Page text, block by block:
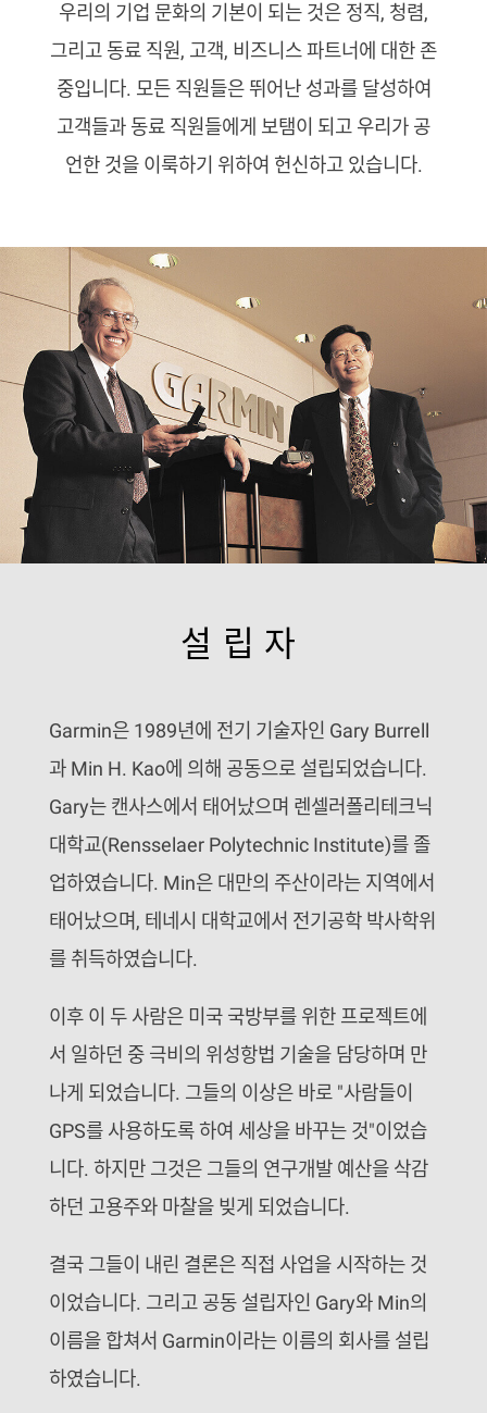
우리의 기업 문화의 기본이 되는 것은 정직, 청렴,
그리고 동료 직원, 고객, 비즈니스 파트너에 대한 존
중입니다. 모든 직원들은 뛰어난 성과를 달성하여
고객들과 동료 직원들에게 보탬이 되고 우리가 공
언한 것을 이룩하기 위하여 헌신하고 있습니다.
설립자
Garmin은 1989년에 전기 기술자인 Gary Burrell
과 Min H. Kao에 의해 공동으로 설립되었습니다.
Gary는 캔사스에서 태어났으며 렌셀러폴리테크닉
대학교(Rensselaer Polytechnic Institute)를 졸
업하였습니다. Min은 대만의 주산이라는 지역에서
태어났으며, 테네시 대학교에서 전기공학 박사학위
를 취득하였습니다.
이후 이 두 사람은 미국 국방부를 위한 프로젝트에
서 일하던 중 극비의 위성항법 기술을 담당하며 만
나게 되었습니다. 그들의 이상은 바로 "사람들이
GPS를 사용하도록 하여 세상을 바꾸는 것"이었습
니다. 하지만 그것은 그들의 연구개발 예산을 삭감
하던 고용주와 마찰을 빚게 되었습니다.
결국 그들이 내린 결론은 직접 사업을 시작하는 것
이었습니다. 그리고 공동 설립자인 Gary와 Min의
이름을 합쳐서 Garmin이라는 이름의 회사를 설립
하였습니다.